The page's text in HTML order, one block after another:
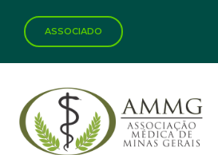
ASSOCIADO